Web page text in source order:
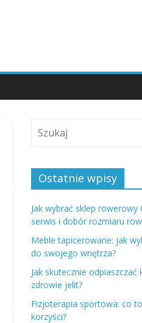
Ostatnie wpisy
Jak wybrać sklep rowerowy
serwis i dobór rozmiaru
Meble tapicerowane: jak
do swojego wnętrza?
Jak skutecznie odpiaszczać
zdrowie jelit?
Fizjoterapia sportowa: co
korzyści?